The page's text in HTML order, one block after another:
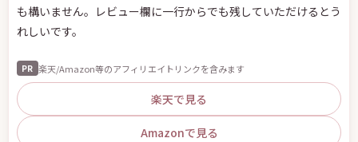
も構いません。レビュー欄に一行からでも残していただけるとう
れしいです。
PR 楽天/Amazon等のアフィリエイトリンクを含みます
楽天で見る
Amazonで見る